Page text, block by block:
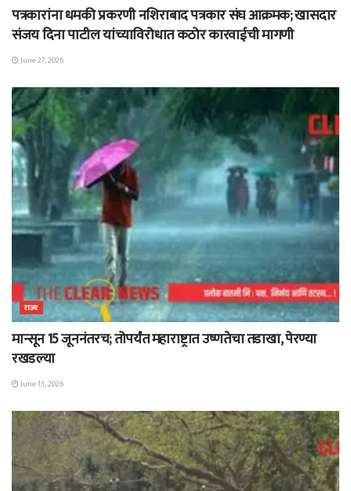
पत्रकारांना धमकी प्रकरणी नशिराबाद पत्रकार संघ आक्रमक; खासदार
संजय दिना पाटील यांच्याविरोधात कठोर कारवाईची मागणी
June 27, 2026
राज्य
मान्सून 15 जूननंतरच; तोपर्यंत महाराष्ट्रात उष्णतेचा तडाखा, पेरण्या
रखडल्या
June 13, 2026